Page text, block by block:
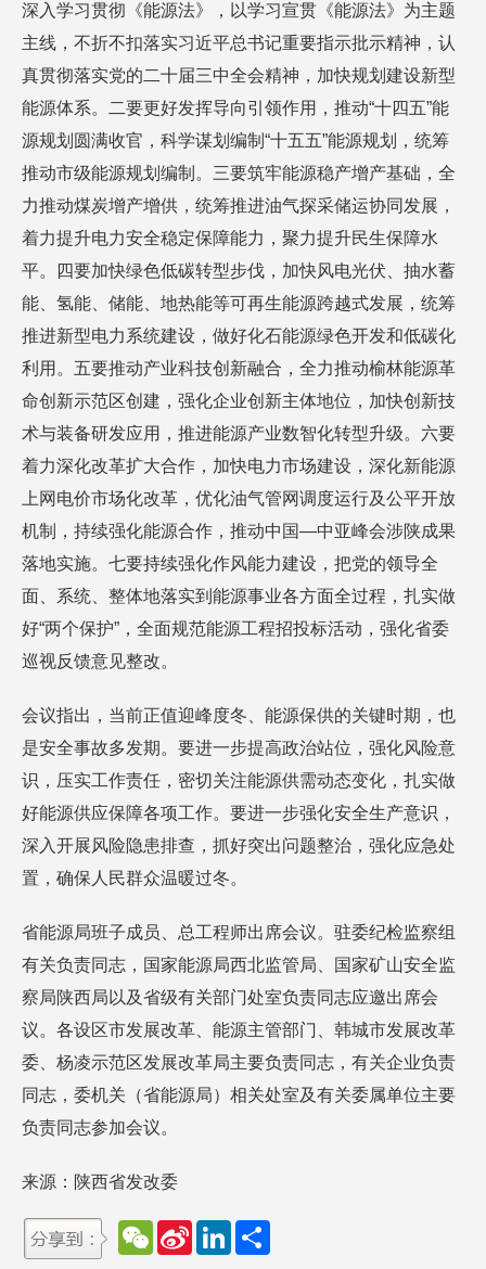
深入学习贯彻《能源法》，以学习宣贯《能源法》为主题
主线，不折不扣落实习近平总书记重要指示批示精神，认
真贯彻落实党的二十届三中全会精神，加快规划建设新型
能源体系。二要更好发挥导向引领作用，推动“十四五”能
源规划圆满收官，科学谋划编制“十五五”能源规划，统筹
推动市级能源规划编制。三要筑牢能源稳产增产基础，全
力推动煤炭增产增供，统筹推进油气探采储运协同发展，
着力提升电力安全稳定保障能力，聚力提升民生保障水
平。四要加快绿色低碳转型步伐，加快风电光伏、抽水蓄
能、氢能、储能、地热能等可再生能源跨越式发展，统筹
推进新型电力系统建设，做好化石能源绿色开发和低碳化
利用。五要推动产业科技创新融合，全力推动榆林能源革
命创新示范区创建，强化企业创新主体地位，加快创新技
术与装备研发应用，推进能源产业数智化转型升级。六要
着力深化改革扩大合作，加快电力市场建设，深化新能源
上网电价市场化改革，优化油气管网调度运行及公平开放
机制，持续强化能源合作，推动中国—中亚峰会涉陕成果
落地实施。七要持续强化作风能力建设，把党的领导全
面、系统、整体地落实到能源事业各方面全过程，扎实做
好“两个保护”，全面规范能源工程招投标活动，强化省委
巡视反馈意见整改。
会议指出，当前正值迎峰度冬、能源保供的关键时期，也
是安全事故多发期。要进一步提高政治站位，强化风险意
识，压实工作责任，密切关注能源供需动态变化，扎实做
好能源供应保障各项工作。要进一步强化安全生产意识，
深入开展风险隐患排查，抓好突出问题整治，强化应急处
置，确保人民群众温暖过冬。
省能源局班子成员、总工程师出席会议。驻委纪检监察组
有关负责同志，国家能源局西北监管局、国家矿山安全监
察局陕西局以及省级有关部门处室负责同志应邀出席会
议。各设区市发展改革、能源主管部门、韩城市发展改革
委、杨凌示范区发展改革局主要负责同志，有关企业负责
同志，委机关（省能源局）相关处室及有关委属单位主要
负责同志参加会议。
来源：陕西省发改委
W
e
S
L